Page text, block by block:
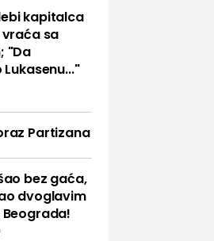
kapitalca
vraća sa
"Da
Partizana
bez gaća,
dvoglavim